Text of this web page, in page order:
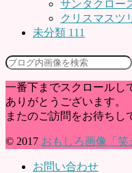
サンタクロー
クリスマスツ
未分類 111
一番下までスクロールし
ありがとうございます。
またのご訪問をお待ちし
© 2017 おもしろ画像「笑
お問い合わせ